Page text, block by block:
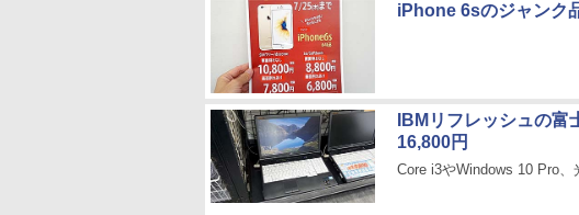
iPhone 6sのジャンク
IBMリフレッシュの
16,800円
Core i3やWindows 10 Pro